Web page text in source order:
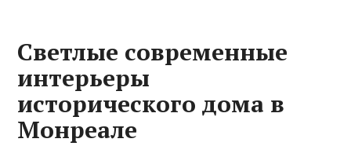
Светлые современные
интерьеры
исторического дома в
Монреале